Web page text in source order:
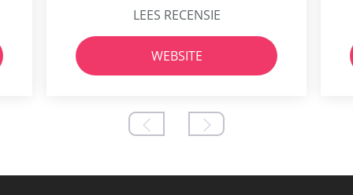
LEES RECENSIE
WEBSITE